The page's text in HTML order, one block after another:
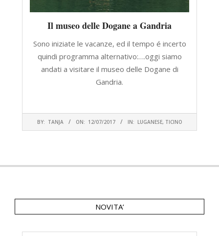
Il museo delle Dogane a Gandria
Sono iniziate le vacanze, ed il tempo é incerto
quindi programma alternativo:….oggi siamo
andati a visitare il museo delle Dogane di
Gandria.
2017-
07-
BY: TANJA ON: 12/07/2017 IN: LUGANESE, TICINO
NOVITA’